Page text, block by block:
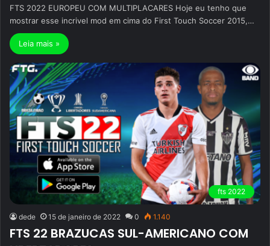
FTS 2022 EUROPEU COM MULTIPLACARES Hoje eu tenho que
mostrar esse incrivel mod em cima do First Touch Soccer 2015,…
Leia mais »
fts 2022
dede 15 de janeiro de 2022 0 1.140
FTS 22 BRAZUCAS SUL-AMERICANO COM